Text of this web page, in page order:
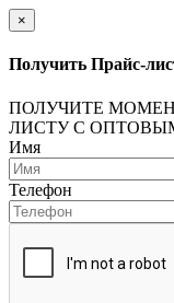
×
Получить Прайс-
ПОЛУЧИТЕ
ЛИСТУ С
Имя
Телефон